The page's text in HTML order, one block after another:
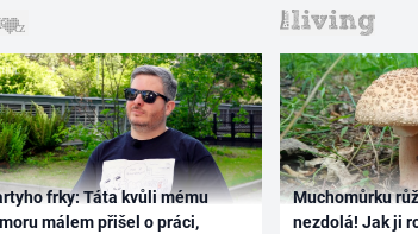
frky: Táta kvůli mému
málem přišel o práci,
Muchomůrku
nezdolá! Jak ji